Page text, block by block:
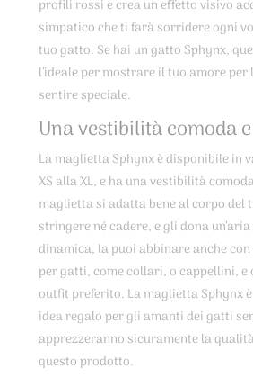
profili rossi e crea un effetto visivo
simpatico che ti farà sorridere ogni
tuo gatto. Se hai un gatto Sphynx,
l’ideale per mostrare il tuo amore
sentire speciale.
Una vestibilità comoda
La maglietta Sphynx è disponibile in
XS alla XL, e ha una vestibilità
maglietta si adatta bene al corpo del
stringere né cadere, e gli dona
dinamica, la puoi abbinare anche
per gatti, come collari, o cappellini, e
outfit preferito. La maglietta Sphynx
idea regalo per gli amanti dei gatti
apprezzeranno sicuramente la
questo prodotto.